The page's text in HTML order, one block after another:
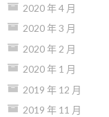
2020 年 4 月
2020 年 3 月
2020 年 2 月
2020 年 1 月
2019 年 12 月
2019 年 11 月